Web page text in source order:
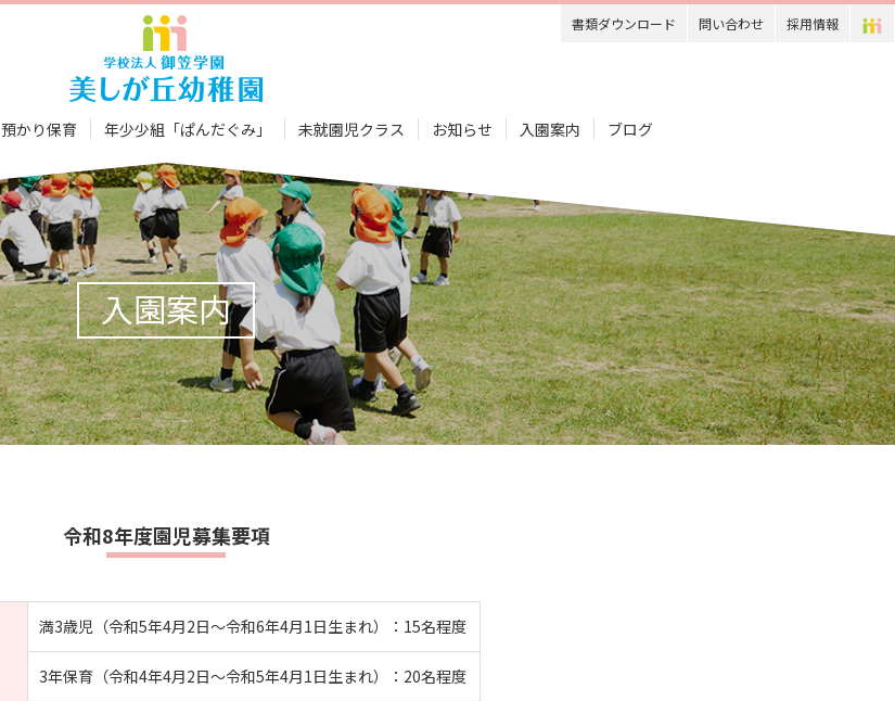
預かり保育 年少少組「ぱんだぐみ」 未就園児クラス お知らせ 入園案内 ブログ
書類ダウンロード 問い合わせ 採用情報
入園案内
令和8年度園児募集要項
満3歳児（令和5年4月2日～令和6年4月1日生まれ）： 15名程度
3年保育（令和4年4月2日～令和5年4月1日生まれ）： 20名程度